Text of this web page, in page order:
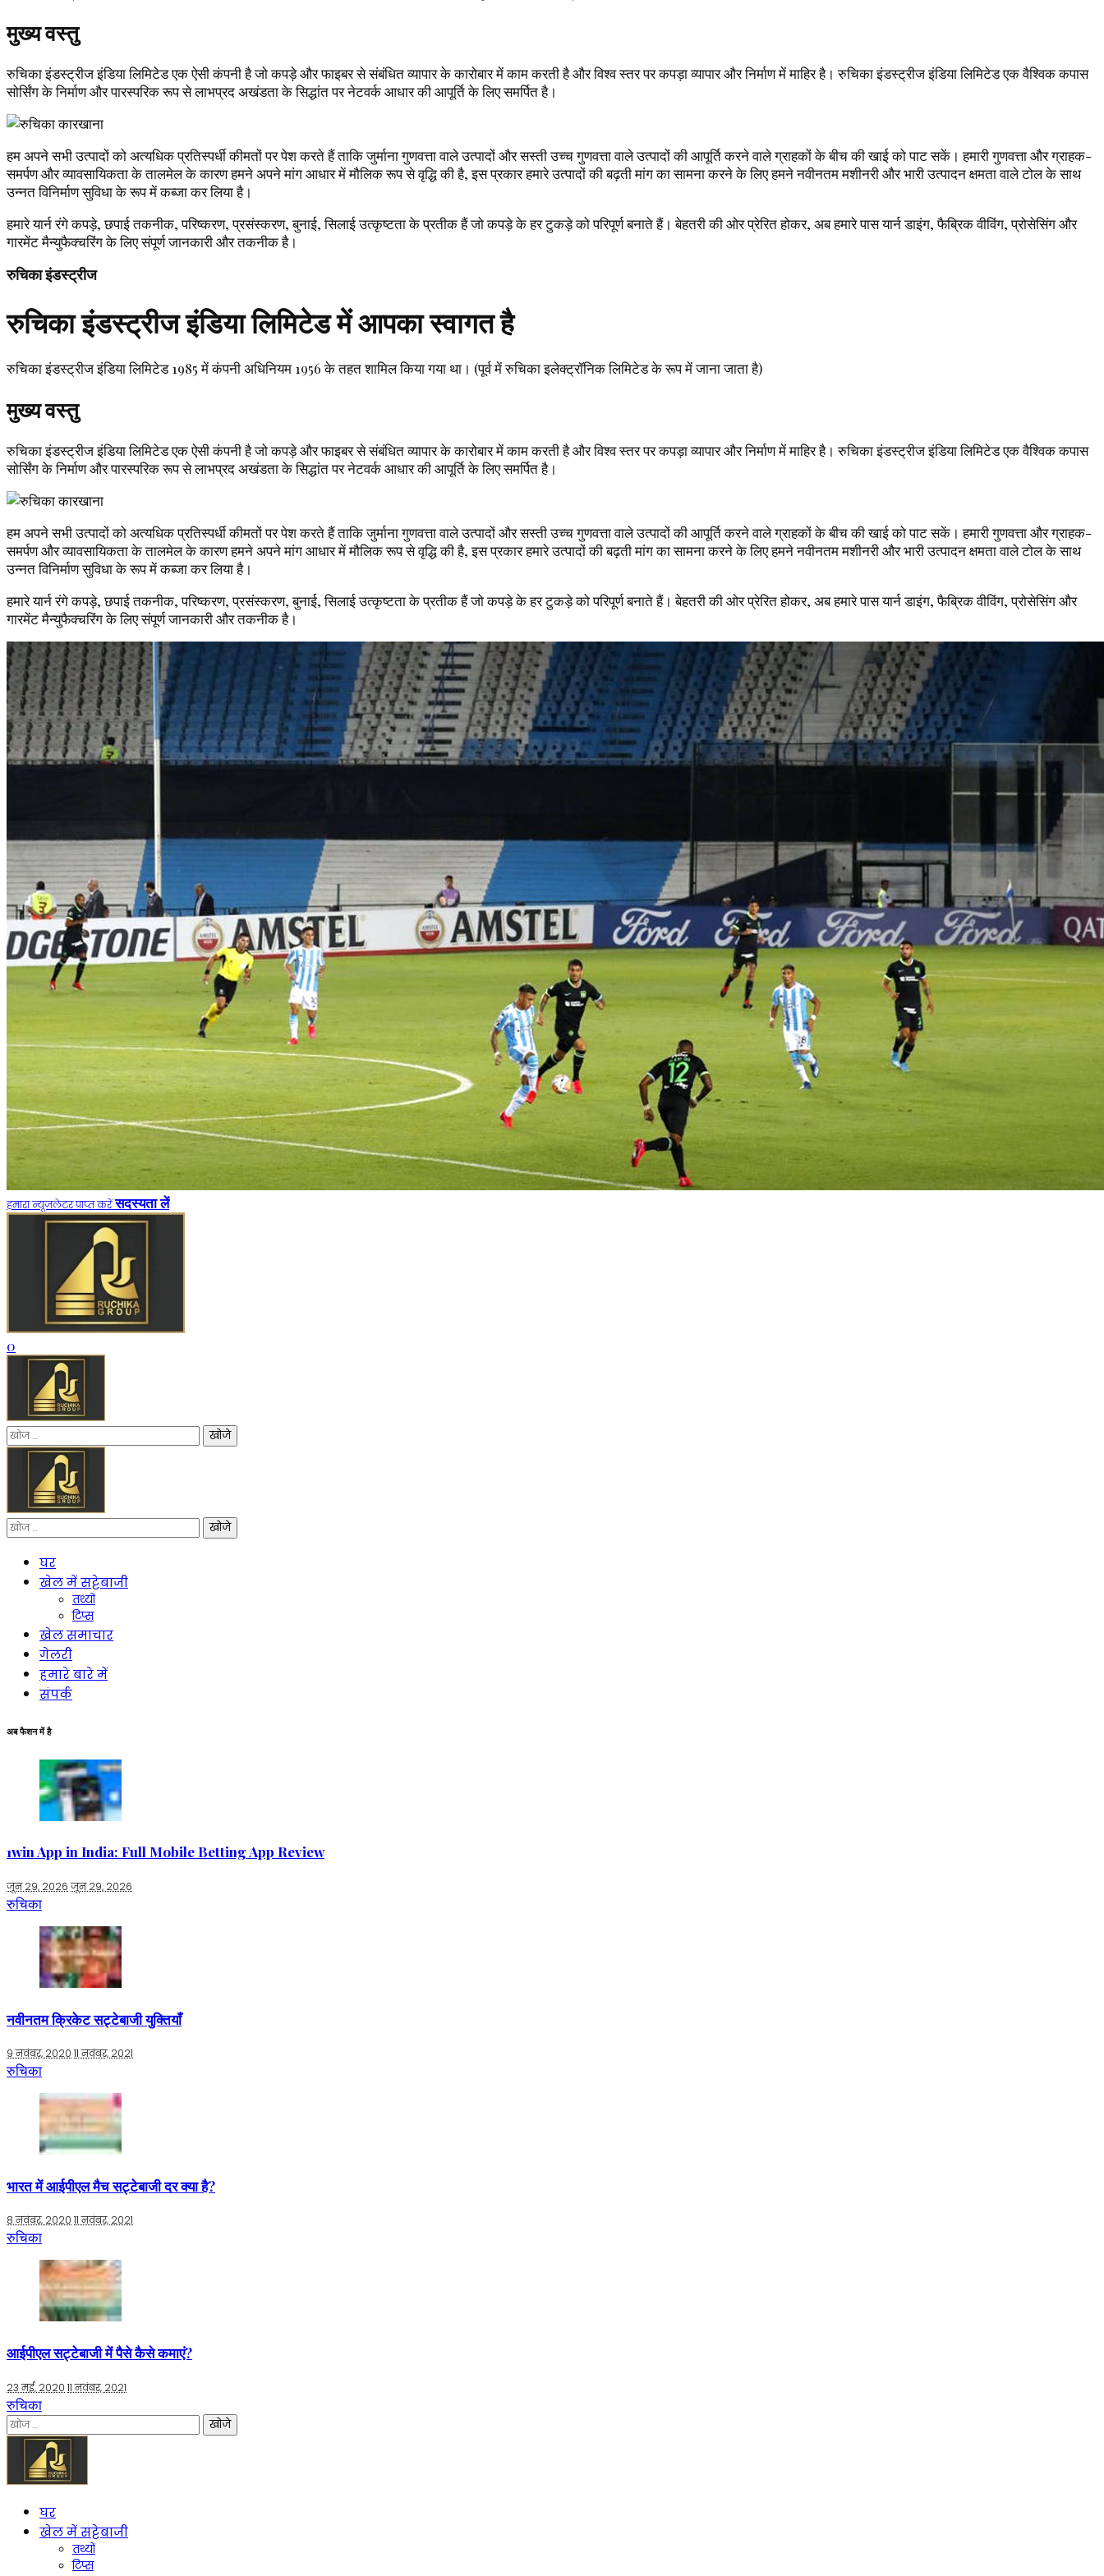
मुख्य वस्तु
रुचिका इंडस्ट्रीज इंडिया लिमिटेड एक ऐसी कंपनी है जो कपड़े और फाइबर से संबंधित व्यापार के कारोबार में काम करती है और विश्व स्तर पर कपड़ा व्यापार और निर्माण में माहिर है। रुचिका इंडस्ट्रीज इंडिया लिमिटेड एक वैश्विक कपास
सोर्सिंग के निर्माण और पारस्परिक रूप से लाभप्रद अखंडता के सिद्धांत पर नेटवर्क आधार की आपूर्ति के लिए समर्पित है।
हम अपने सभी उत्पादों को अत्यधिक प्रतिस्पर्धी कीमतों पर पेश करते हैं ताकि जुर्माना गुणवत्ता वाले उत्पादों और सस्ती उच्च गुणवत्ता वाले उत्पादों की आपूर्ति करने वाले ग्राहकों के बीच की खाई को पाट सकें। हमारी गुणवत्ता और ग्राहक-
समर्पण और व्यावसायिकता के तालमेल के कारण हमने अपने मांग आधार में मौलिक रूप से वृद्धि की है, इस प्रकार हमारे उत्पादों की बढ़ती मांग का सामना करने के लिए हमने नवीनतम मशीनरी और भारी उत्पादन क्षमता वाले टोल के साथ
उन्नत विनिर्माण सुविधा के रूप में कब्जा कर लिया है।
हमारे यार्न रंगे कपड़े, छपाई तकनीक, परिष्करण, प्रसंस्करण, बुनाई, सिलाई उत्कृष्टता के प्रतीक हैं जो कपड़े के हर टुकड़े को परिपूर्ण बनाते हैं। बेहतरी की ओर प्रेरित होकर, अब हमारे पास यार्न डाइंग, फैब्रिक वीविंग, प्रोसेसिंग और
गारमेंट मैन्युफैक्चरिंग के लिए संपूर्ण जानकारी और तकनीक है।
रुचिका इंडस्ट्रीज
रुचिका इंडस्ट्रीज इंडिया लिमिटेड में आपका स्वागत है
रुचिका इंडस्ट्रीज इंडिया लिमिटेड 1985 में कंपनी अधिनियम 1956 के तहत शामिल किया गया था। (पूर्व में रुचिका इलेक्ट्रॉनिक लिमिटेड के रूप में जाना जाता है)
मुख्य वस्तु
रुचिका इंडस्ट्रीज इंडिया लिमिटेड एक ऐसी कंपनी है जो कपड़े और फाइबर से संबंधित व्यापार के कारोबार में काम करती है और विश्व स्तर पर कपड़ा व्यापार और निर्माण में माहिर है। रुचिका इंडस्ट्रीज इंडिया लिमिटेड एक वैश्विक कपास
सोर्सिंग के निर्माण और पारस्परिक रूप से लाभप्रद अखंडता के सिद्धांत पर नेटवर्क आधार की आपूर्ति के लिए समर्पित है।
हम अपने सभी उत्पादों को अत्यधिक प्रतिस्पर्धी कीमतों पर पेश करते हैं ताकि जुर्माना गुणवत्ता वाले उत्पादों और सस्ती उच्च गुणवत्ता वाले उत्पादों की आपूर्ति करने वाले ग्राहकों के बीच की खाई को पाट सकें। हमारी गुणवत्ता और ग्राहक-
समर्पण और व्यावसायिकता के तालमेल के कारण हमने अपने मांग आधार में मौलिक रूप से वृद्धि की है, इस प्रकार हमारे उत्पादों की बढ़ती मांग का सामना करने के लिए हमने नवीनतम मशीनरी और भारी उत्पादन क्षमता वाले टोल के साथ
उन्नत विनिर्माण सुविधा के रूप में कब्जा कर लिया है।
हमारे यार्न रंगे कपड़े, छपाई तकनीक, परिष्करण, प्रसंस्करण, बुनाई, सिलाई उत्कृष्टता के प्रतीक हैं जो कपड़े के हर टुकड़े को परिपूर्ण बनाते हैं। बेहतरी की ओर प्रेरित होकर, अब हमारे पास यार्न डाइंग, फैब्रिक वीविंग, प्रोसेसिंग और
गारमेंट मैन्युफैक्चरिंग के लिए संपूर्ण जानकारी और तकनीक है।
हमारा न्यूज़लेटर प्राप्त करें सदस्यता लें
0
निम्न
को
निम्न
को
खोजें:
घर
खेल में सट्टेबाजी
तथ्यों
टिप्स
खेल समाचार
गेलरी
हमारे बारे में
संपर्क
अब फैशन में है
1win App in India: Full Mobile Betting App Review
जून 29, 2026 जून 29, 2026
रुचिका
नवीनतम क्रिकेट सट्टेबाजी युक्तियाँ
9 नवंबर, 2020 11 नवंबर, 2021
रुचिका
भारत में आईपीएल मैच सट्टेबाजी दर क्या है?
8 नवंबर, 202011 नवंबर, 2021
रुचिका
आईपीएल सट्टेबाजी में पैसे कैसे कमाएं?
23 मई, 2020 11 नवंबर, 2021
रुचिका
निम्न
को
घर
खेल में सट्टेबाजी
तथ्यों
टिप्स